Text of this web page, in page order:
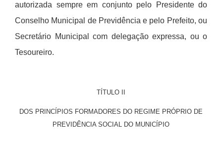
autorizada sempre em conjunto pelo Presidente do
Conselho Municipal de Previdência e pelo Prefeito, ou
Secretário Municipal com delegação expressa, ou o
Tesoureiro.
TÍTULO II
DOS PRINCÍPIOS FORMADORES DO REGIME PRÓPRIO DE
PREVIDÊNCIA SOCIAL DO MUNICÍPIO